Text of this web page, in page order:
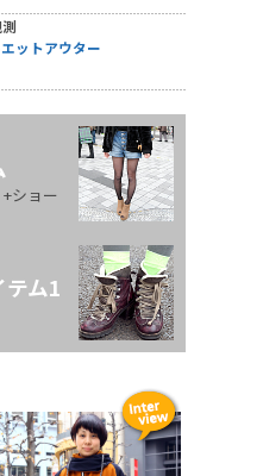
ットアウター
ショー
テム1